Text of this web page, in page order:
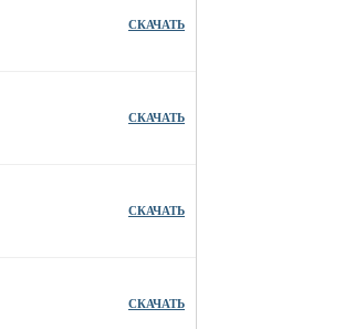
СКАЧАТЬ
СКАЧАТЬ
СКАЧАТЬ
СКАЧАТЬ